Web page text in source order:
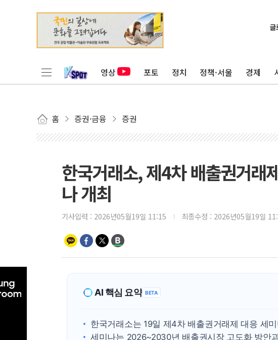
영상 포토 정치 정책·서울 경제
홈 증권·금융 증권
한국거래소, 제4차 배출권거래
나 개최
기사입력 : 2026년05월19일 11:15 최종수정 : 2026년05월19일
AI 핵심 요약 BETA
한국거래소는 19일 제4차 배출권거래제 대응 세
세미나는 2026~2030년 배출권시장 고도화 방안